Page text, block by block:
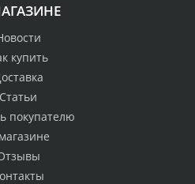
купить
Статьи
покупателю